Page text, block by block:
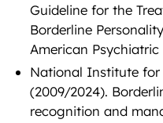
Guideline for the
Borderline
American
National Institute for
(2009/2024).
recognition and